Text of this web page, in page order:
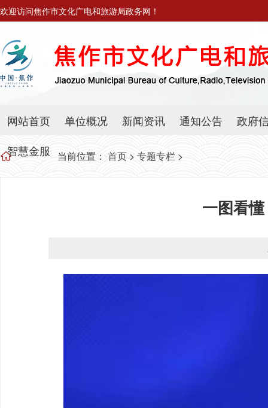
欢迎访问焦作市文化广电和旅游局政务网！
网站首页 单位概况 新闻资讯 通知公告
政府
智慧金服
当前位置： 首页 > 专题专栏 >
一图看